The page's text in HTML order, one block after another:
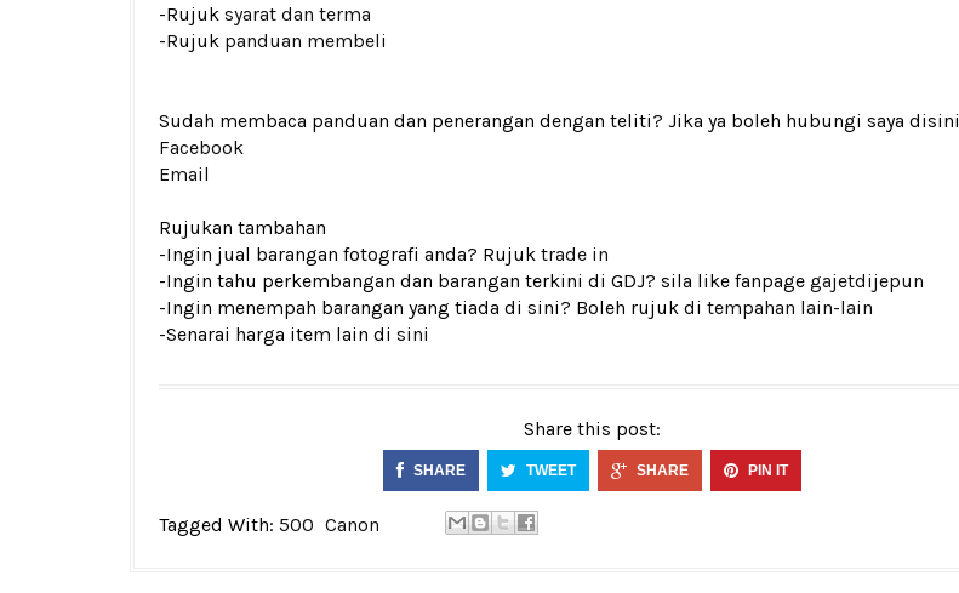
-Rujuk syarat dan terma
-Rujuk panduan membeli
Sudah membaca panduan dan penerangan dengan teliti? Jika ya boleh hubungi saya disini
Facebook
Email
Rujukan tambahan
-Ingin jual barangan fotografi anda? Rujuk trade in
-Ingin tahu perkembangan dan barangan terkini di GDJ? sila like fanpage gajetdijepun
-Ingin menempah barangan yang tiada di sini? Boleh rujuk di tempahan lain-lain
-Senarai harga item lain di sini
Share this post:
SHARE TWEET SHARE PIN IT
Tagged With: 500 Canon